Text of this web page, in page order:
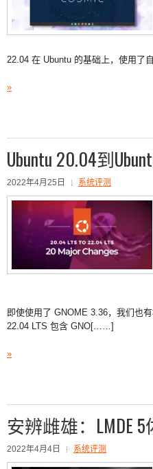
22.04 在 Ubuntu 的基础上，使用
»
Ubuntu 20.04到
2022年4月25日 系统评测
即使使用了 GNOME 3.36，我们也
22.04 LTS 包含 GNO[……]
»
安辨雌雄：LMDE
2022年4月4日 系统评测